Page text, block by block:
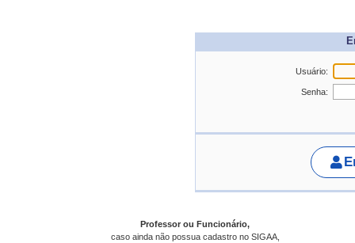
Usuário:
Senha:
Professor ou Funcionário,
caso ainda não possua cadastro no SIGAA,